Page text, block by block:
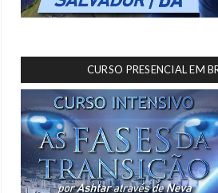
CURSO PRESENCIAL EM